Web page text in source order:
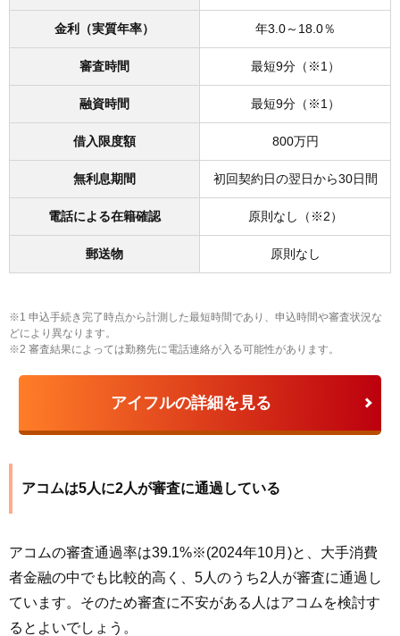
金利（実質年率） 年3.0～18.0％
審査時間 最短9分（※1）
融資時間 最短9分（※1）
借入限度額 800万円
無利息期間 初回契約日の翌日から30日間
電話による在籍確認 原則なし（※2）
郵送物 原則なし
※1 申込手続き完了時点から計測した最短時間であり、申込時間や審査状況な
どにより異なります。
※2 審査結果によっては勤務先に電話連絡が入る可能性があります。
アイフルの詳細を見る
アコムは5人に2人が審査に通過している
アコムの審査通過率は39.1%※(2024年10月)と、大手消費
者金融の中でも比較的高く、5人のうち2人が審査に通過し
ています。そのため審査に不安がある人はアコムを検討す
るとよいでしょう。